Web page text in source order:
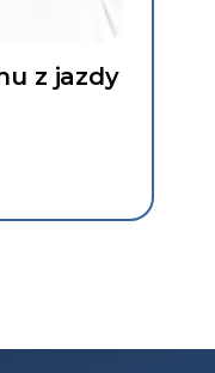
z jazdy